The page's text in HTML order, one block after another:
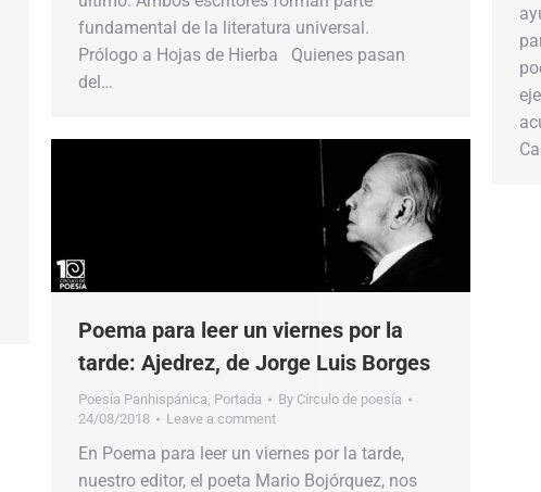
fundamental de la literatura universal.
Prólogo a Hojas de Hierba Quienes pasan
del…
Poema para leer un viernes por la
tarde: Ajedrez, de Jorge Luis Borges
Poesía Panhispánica Portada By Círculo de poesía
24/08/2018
Leave a comment
En Poema para leer un viernes por la tarde,
nuestro editor, el poeta Mario Bojórquez, nos